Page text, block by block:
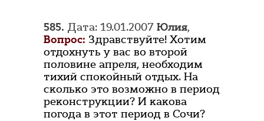
585. Дата: 19.01.2007 Юлия,
Вопрос: Здравствуйте! Хотим
отдохнуть у вас во второй
половине апреля, необходим
тихий спокойный отдых. На
сколько это возможно в период
реконструкции? И какова
погода в этот период в Сочи?